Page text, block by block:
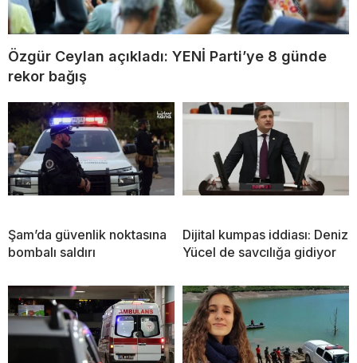
Özgür Ceylan açıkladı: YENİ Parti’ye 8 günde
rekor bağış
Şam’da güvenlik noktasına
bombalı saldırı
Dijital kumpas iddiası: Deniz
Yücel de savcılığa gidiyor